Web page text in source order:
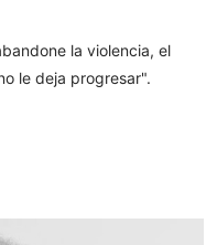
la violencia, el
le deja progresar".